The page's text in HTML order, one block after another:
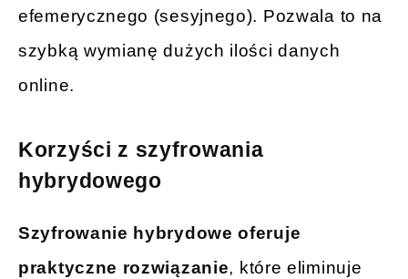
efemerycznego (sesyjnego). Pozwala to na
szybką wymianę dużych ilości danych
online.
Korzyści z szyfrowania
hybrydowego
Szyfrowanie hybrydowe oferuje
praktyczne rozwiązanie, które eliminuje